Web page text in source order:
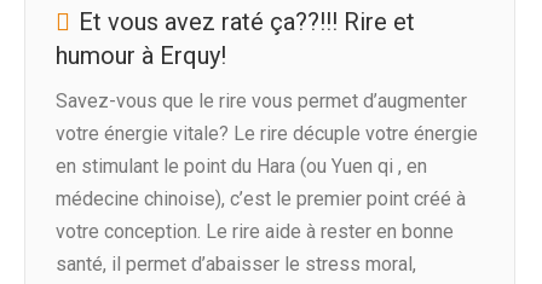
Et vous avez raté ça??!!! Rire et
humour à Erquy!
Savez-vous que le rire vous permet d’augmenter
votre énergie vitale? Le rire décuple votre énergie
en stimulant le point du Hara (ou Yuen qi , en
médecine chinoise), c’est le premier point créé à
votre conception. Le rire aide à rester en bonne
santé, il permet d’abaisser le stress moral,